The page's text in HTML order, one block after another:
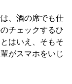
、酒の席でも仕
チェックするひ
はいえ、そもそ
がスマホをいじ